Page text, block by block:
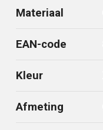
Materiaal
EAN-code
Kleur
Afmeting